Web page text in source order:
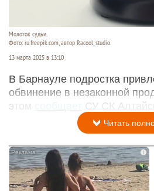
Молоток судьи.
Фото: ru.freepik.com, автор Racool_studio.
13 марта 2025 в 13:10
В Барнауле подростка
обвинение в незаконной
этом
сообщает СУ СК
Читать
i